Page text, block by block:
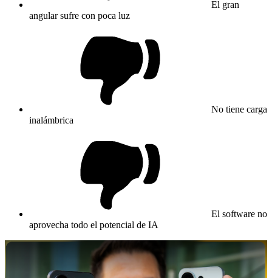
El gran
angular sufre con poca luz
No tiene carga
inalámbrica
El software no
aprovecha todo el potencial de IA